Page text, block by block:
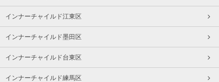
インナーチャイルド江東区
インナーチャイルド墨田区
インナーチャイルド台東区
インナーチャイルド練馬区